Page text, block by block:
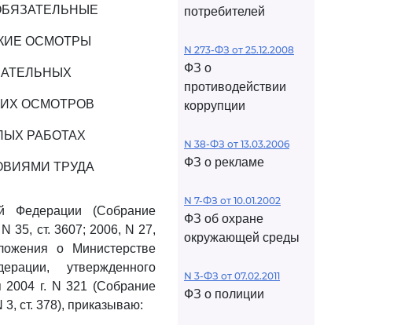
ОСМОТРЫ
ОСМОТРОВ
РАБОТАХ
ТРУДА
Федерации (Собрание
35, ст. 3607; 2006, N 27,
о Министерстве
утвержденного
2004 г. N 321 (Собрание
3, ст. 378), приказываю:
потребителей
N 273-ФЗ от 25.12.2008
ФЗ о
противодействии
коррупции
N 38-ФЗ от 13.03.2006
ФЗ о рекламе
N 7-ФЗ от 10.01.2002
ФЗ об охране
окружающей среды
N 3-ФЗ от 07.02.2011
ФЗ о полиции